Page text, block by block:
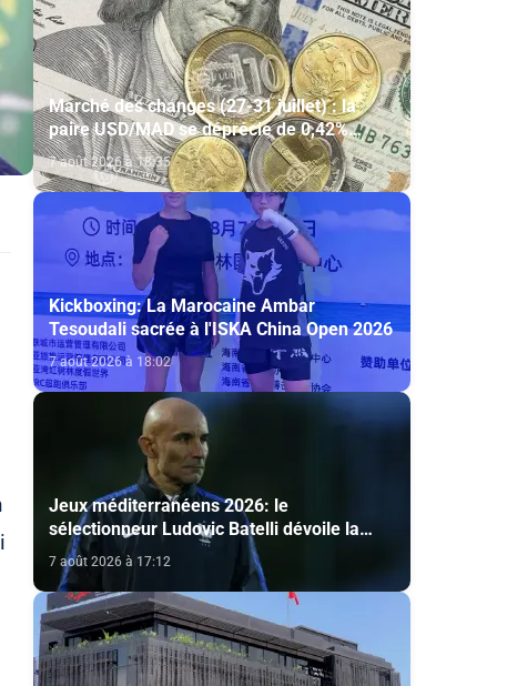
Marché des changes (27-31 juillet) : la
paire USD/MAD se déprécie de 0,42%
(AGR)
7 août 2026 à 18:35
Kickboxing: La Marocaine Ambar
Tesoudali sacrée à l'ISKA China Open 2026
7 août 2026 à 18:02
Jeux méditerranéens 2026: le
sélectionneur Ludovic Batelli dévoile la
liste finale de l'équipe nationale U20
7 août 2026 à 17:12